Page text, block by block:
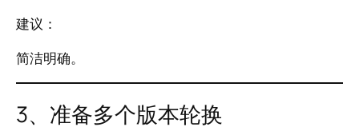
建议：
简洁明确。
3、准备多个版本轮换